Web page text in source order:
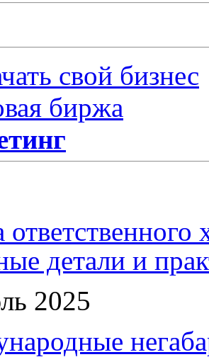
свой бизнес
биржа
детали и
2025